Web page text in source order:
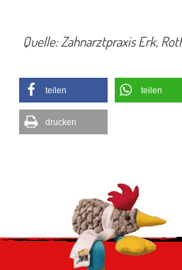
Quelle: Zahnarztpraxis Erk,
teilen teilen
drucken